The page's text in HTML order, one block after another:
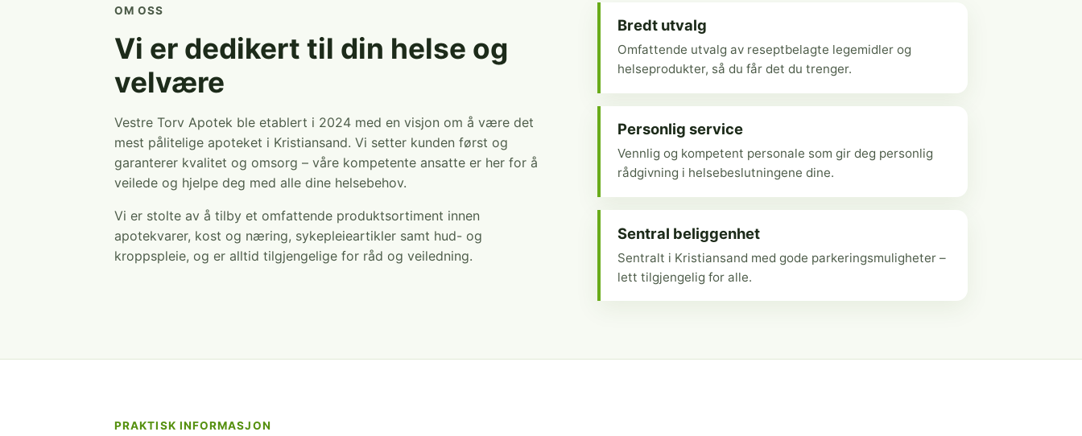
OM OSS
Vi er dedikert til din helse og
velvære
Vestre Torv Apotek ble etablert i 2024 med en visjon om å være det
mest pålitelige apoteket i Kristiansand. Vi setter kunden først og
garanterer kvalitet og omsorg – våre kompetente ansatte er her for å
veilede og hjelpe deg med alle dine helsebehov.
Vi er stolte av å tilby et omfattende produktsortiment innen
apotekvarer, kost og næring, sykepleieartikler samt hud- og
kroppspleie, og er alltid tilgjengelige for råd og veiledning.
Bredt utvalg
Omfattende utvalg av reseptbelagte legemidler og
helseprodukter, så du får det du trenger.
Personlig service
Vennlig og kompetent personale som gir deg personlig
rådgivning i helsebeslutningene dine.
Sentral beliggenhet
Sentralt i Kristiansand med gode parkeringsmuligheter –
lett tilgjengelig for alle.
PRAKTISK INFORMASJON